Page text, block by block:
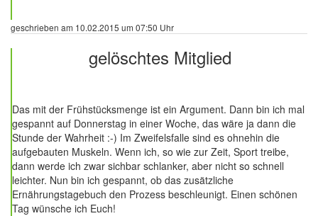
geschrieben am 10.02.2015 um 07:50 Uhr
gelöschtes Mitglied
Das mit der Frühstücksmenge ist ein Argument. Dann bin ich mal
gespannt auf Donnerstag in einer Woche, das wäre ja dann die
Stunde der Wahrheit :-) Im Zweifelsfalle sind es ohnehin die
aufgebauten Muskeln. Wenn ich, so wie zur Zeit, Sport treibe,
dann werde ich zwar sichbar schlanker, aber nicht so schnell
leichter. Nun bin ich gespannt, ob das zusätzliche
Ernährungstagebuch den Prozess beschleunigt. Einen schönen
Tag wünsche ich Euch!